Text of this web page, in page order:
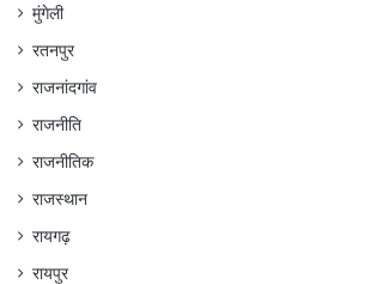
मुंगेली
रतनपुर
राजनांदगांव
राजनीति
राजनीतिक
राजस्थान
रायगढ़
रायपुर